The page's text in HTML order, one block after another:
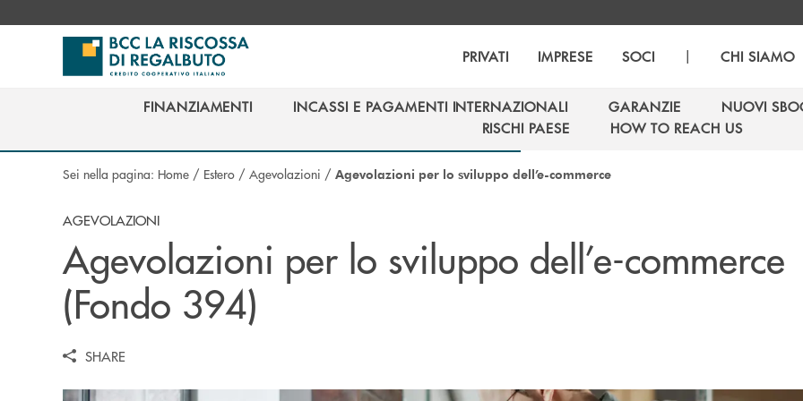
PRIVATI IMPRESE SOCI | CHI SIAMO
FINANZIAMENTI
INCASSI E PAGAMENTI INTERNAZIONALI
INCASSI E PAGAMENTI INTERNAZIONALI
GARANZIE
GARANZIE
NUOVI
NUOVI
RISCHI PAESE
RISCHI PAESE
HOW TO REACH US
Sei nella pagina: Home / Estero / Agevolazioni / Agevolazioni per lo sviluppo dell’e-commerce
AGEVOLAZIONI
Agevolazioni per lo sviluppo dell’e-commerce
(Fondo 394)
SHARE